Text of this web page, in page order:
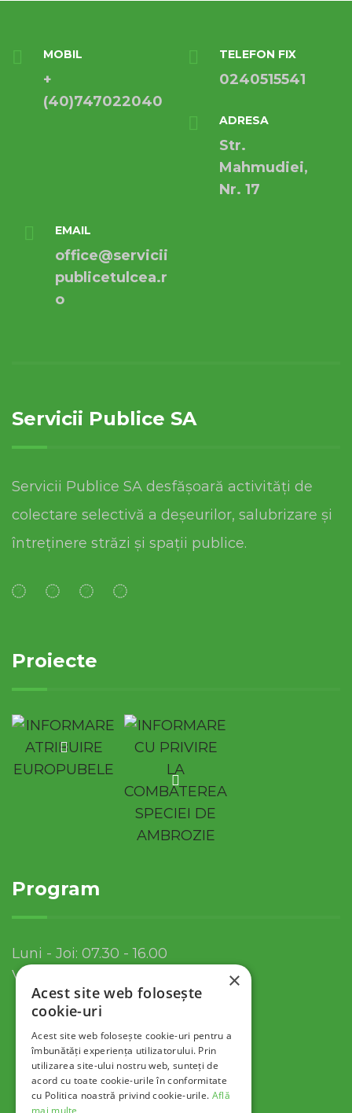
MOBIL
+
(40)747022040
TELEFON FIX
0240515541
ADRESA
Str.
Mahmudiei,
Nr. 17
EMAIL
office@servicii
publicetulcea.r
o
Servicii Publice SA
Servicii Publice SA desfășoară activități de
colectare selectivă a deșeurilor, salubrizare și
întreținere străzi și spații publice.
Proiecte
Program
Luni - Joi: 07.30 - 16.00
Vineri: 07.30 - 13.30
×
Acest site web folosește
cookie-uri
Acest site web folosește cookie-uri pentru a
îmbunătăți experiența utilizatorului. Prin
utilizarea site-ului nostru web, sunteți de
acord cu toate cookie-urile în conformitate
cu Politica noastră privind cookie-urile. Află
mai multe